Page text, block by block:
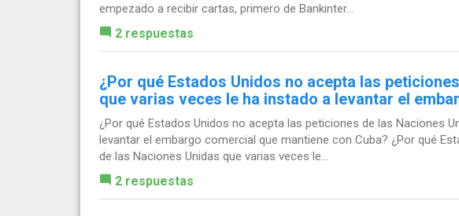
empezado a recibir cartas, primero de Bankinter...
2 respuestas
¿Por qué Estados Unidos no acepta las
que varias veces le ha instado a levantar el
¿Por qué Estados Unidos no acepta las peticiones de las Naciones
levantar el embargo comercial que mantiene con Cuba? ¿Por qué
de las Naciones Unidas que varias veces le...
2 respuestas